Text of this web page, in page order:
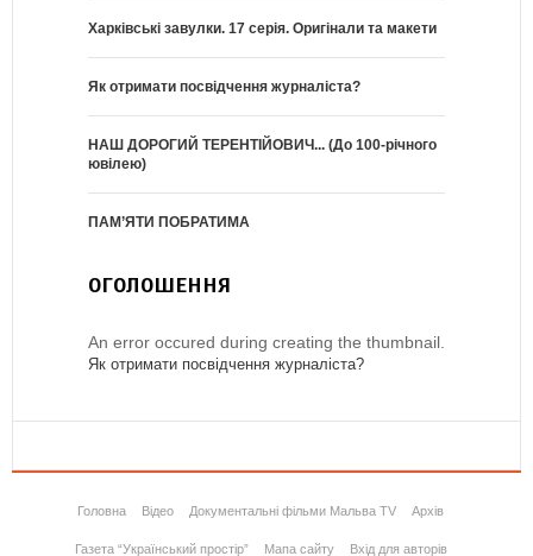
Харківські завулки. 17 серія. Оригінали та макети
Як отримати посвідчення журналіста?
НАШ ДОРОГИЙ ТЕРЕНТІЙОВИЧ... (До 100-річного
ювілею)
ПАМ’ЯТИ ПОБРАТИМА
ОГОЛОШЕННЯ
An error occured during creating the thumbnail.
Як отримати посвідчення журналіста?
Головна Відео Документальні фільми Мальва TV Архів
Газета “Український простір” Мапа сайту Вхід для авторів